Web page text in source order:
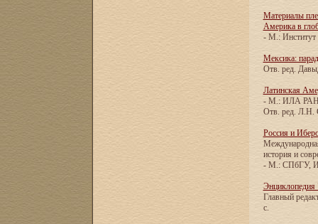
Материалы
Америка в
- М.: Институт
Мексика:
Отв. ред.
Латинская
- М.: ИЛА РАН,
Отв. ред. Л.Н.
Россия и
история и
- М.: СПбГУ,
Главный
с.